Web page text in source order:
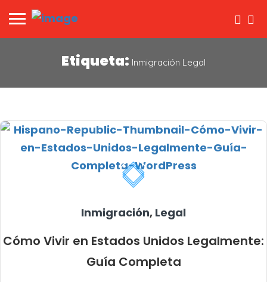
Etiqueta: Inmigración Legal
Inmigración, Legal
Cómo Vivir en Estados Unidos Legalmente:
Guía Completa